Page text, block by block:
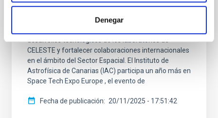
Denegar
noviembre. El equipo se encuentra en el pabellón
Spain Space , de la mano de la Estrategia
desarrollos tecnológicos de los laboratorios de
CELESTE y fortalecer colaboraciones internacionales
en el ámbito del Sector Espacial. El Instituto de
Astrofísica de Canarias (IAC) participa un año más en
Space Tech Expo Europe , el evento de
Fecha de publicación 20/11/2025 - 17:51:42